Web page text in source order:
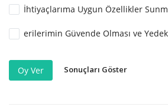
İhtiyaçlarıma Uygun Özellikler
erilerimin Güvende Olması ve
Oy Ver Sonuçları Göster